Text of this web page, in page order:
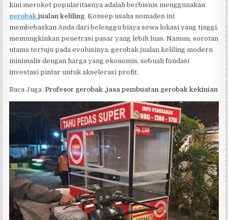
kini meroket popularitasnya adalah berbisnis menggunakan
gerobak jualan keliling. Konsep usaha nomaden ini
membebaskan Anda dari belenggu biaya sewa lokasi yang tinggi,
memungkinkan penetrasi pasar yang lebih luas. Namun, sorotan
utama tertuju pada evolusinya: gerobak jualan keliling modern
minimalis dengan harga yang ekonomis, sebuah fondasi
investasi pintar untuk akselerasi profit.
Baca Juga :Profesor gerobak ,jasa pembuatan gerobak kekinian